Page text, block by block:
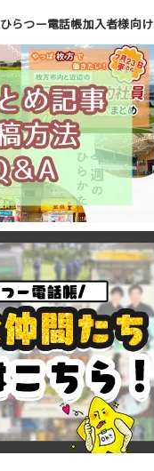
ひらつー電話帳加入者様向け